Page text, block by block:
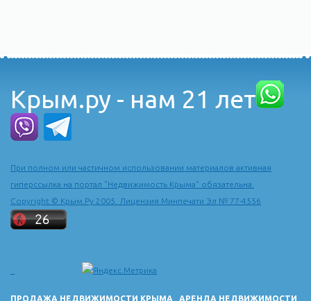
Крым.ру - нам 21 лет
При полном или частичном использовании материалов активная
гиперссылка на портал "Недвижимость Крыма" обязательна.
Copyright © Крым.Ру 2005. Лицензия Минпечати Эл № 77-4556
ПРОДАЖА НЕДВИЖИМОСТИ КРЫМА АРЕНДА НЕДВИЖИМОСТИ